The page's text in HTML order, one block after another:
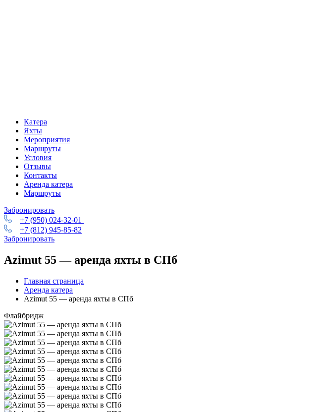
Катера
Яхты
Мероприятия
Маршруты
Условия
Отзывы
Контакты
Аренда катера
Маршруты
Забронировать
+7 (950) 024-32-01
+7 (812) 945-85-82
Забронировать
Azimut 55 — аренда яхты в СПб
Главная страница
Аренда катера
Azimut 55 — аренда яхты в СПб
Флайбридж